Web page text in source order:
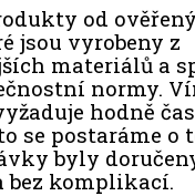
od
jsou vyrobeny z
materiálů a
normy.
hodně
se postaráme o
byly
bez komplikací.